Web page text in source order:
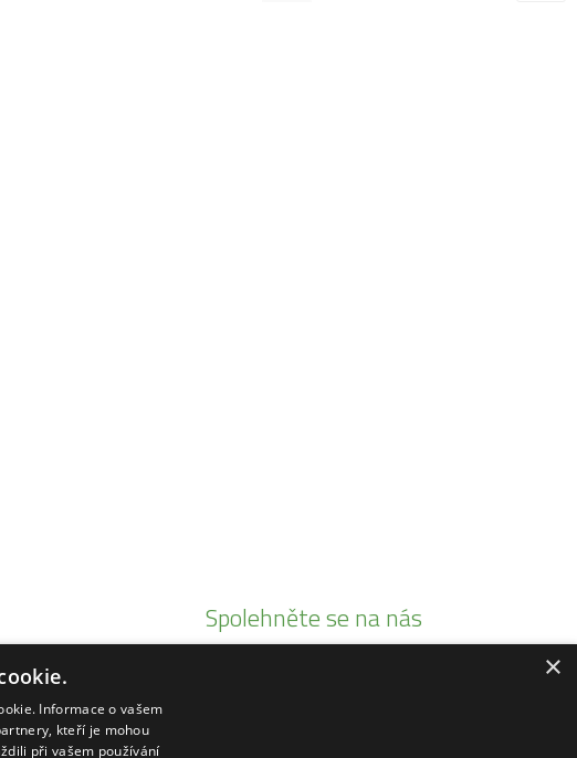
Spolehněte se na nás
×
Informace o vašem
kteří je mohou
při vašem používání